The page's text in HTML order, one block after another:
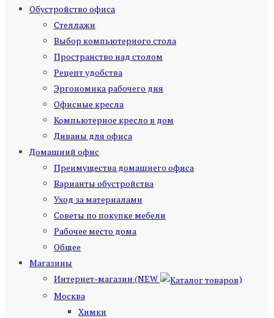
Обустройство офиса
Стеллажи
Выбор компьютерного стола
Пространство над столом
Рецепт удобства
Эргономика рабочего дня
Офисные кресла
Компьютерное кресло в дом
Диваны для офиса
Домашний офис
Преимущества домашнего офиса
Варианты обустройства
Уход за материалами
Советы по покупке мебели
Рабочее место дома
Общее
Магазины
Интернет-магазин (NEW
)
Москва
Химки